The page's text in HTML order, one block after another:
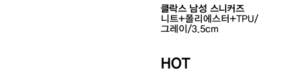
클락스 남성 스니커즈
니트+폴리에스터+TPU/
그레이/3.5cm
HOT